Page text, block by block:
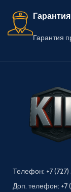
Гарантия
Гарантия
Телефон: +7
Доп. телефон: +7